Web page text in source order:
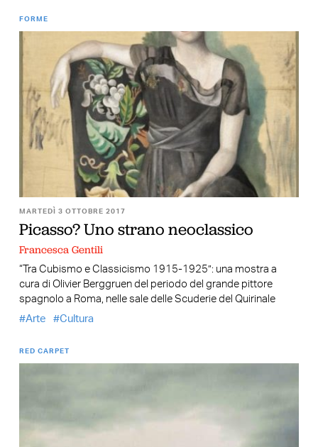
FORME
MARTEDÌ 3 OTTOBRE 2017
Picasso? Uno strano neoclassico
Francesca Gentili
“Tra Cubismo e Classicismo 1915-1925”: una mostra a
cura di Olivier Berggruen del periodo del grande pittore
spagnolo a Roma, nelle sale delle Scuderie del Quirinale
Arte
Cultura
RED CARPET